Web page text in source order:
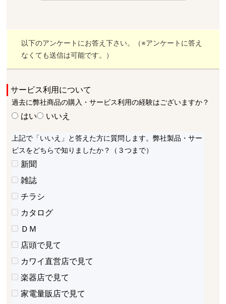
以下のアンケートにお答え下さい。（※アンケートに答え
なくても送信は可能です。）
サービス利用について
過去に弊社商品の購入・サービス利用の経験はございますか？
はい いいえ
上記で「いいえ」と答えた方に質問します。弊社製品・サー
ビスをどちらで知りましたか？（３つまで）
新聞
雑誌
チラシ
カタログ
ＤＭ
店頭で見て
カワイ直営店で見て
楽器店で見て
家電量販店で見て